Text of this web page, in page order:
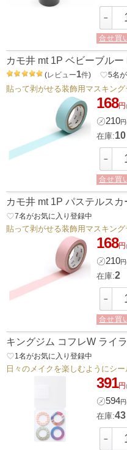
－
合せ買
カモ井 mt 1P ベビーブル
(レビュー1件) favorite_border5名
貼って剥がせる装飾用マスキン
168円
㋱210円
在庫:10
－
合せ買
カモ井 mt 1P パステルス
favorite_border7名がお気に入り登録中
貼って剥がせる装飾用マスキン
168円
㋱210円
在庫:2
－
合せ買
キングジム コフレW ライ
favorite_border1 名がお気に入り登録中
日々のメイクを楽しむようにシ
391円
㋱594円
在庫:43
－